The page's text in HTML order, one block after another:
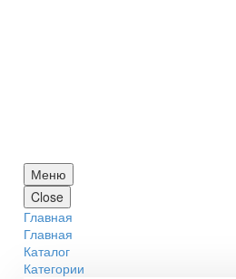
Меню
Close
Главная
Главная
Каталог
Категории